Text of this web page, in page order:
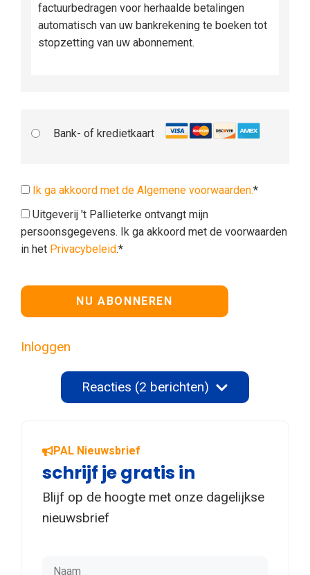
factuurbedragen voor herhaalde betalingen
automatisch van uw bankrekening te boeken tot
stopzetting van uw abonnement.
Bank- of kredietkaart
Ik ga akkoord met de Algemene voorwaarden.*
Uitgeverij 't Pallieterke ontvangt mijn
persoonsgegevens. Ik ga akkoord met de voorwaarden
in het Privacybeleid.*
Geen waarde
Inloggen
Reacties (2 berichten)
PAL Nieuwsbrief
schrijf je gratis in
Blijf op de hoogte met onze dagelijkse
nieuwsbrief